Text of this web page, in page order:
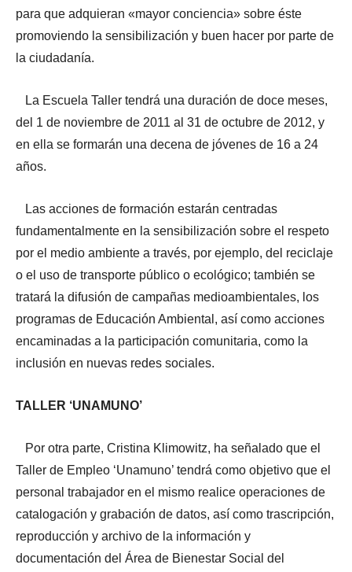
para que adquieran «mayor conciencia» sobre éste
promoviendo la sensibilización y buen hacer por parte de
la ciudadanía.
La Escuela Taller tendrá una duración de doce meses,
del 1 de noviembre de 2011 al 31 de octubre de 2012, y
en ella se formarán una decena de jóvenes de 16 a 24
años.
Las acciones de formación estarán centradas
fundamentalmente en la sensibilización sobre el respeto
por el medio ambiente a través, por ejemplo, del reciclaje
o el uso de transporte público o ecológico; también se
tratará la difusión de campañas medioambientales, los
programas de Educación Ambiental, así como acciones
encaminadas a la participación comunitaria, como la
inclusión en nuevas redes sociales.
TALLER ‘UNAMUNO’
Por otra parte, Cristina Klimowitz, ha señalado que el
Taller de Empleo ‘Unamuno’ tendrá como objetivo que el
personal trabajador en el mismo realice operaciones de
catalogación y grabación de datos, así como trascripción,
reproducción y archivo de la información y
documentación del Área de Bienestar Social del